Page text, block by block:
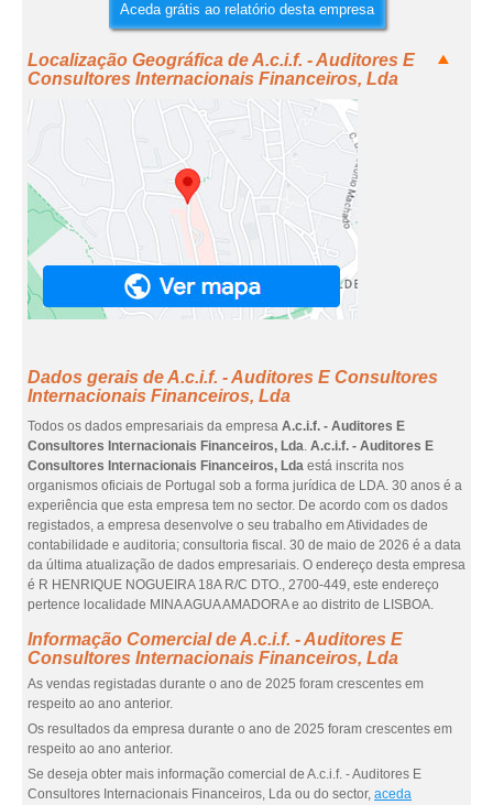
Aceda grátis ao relatório desta empresa
Localização Geográfica de A.c.i.f. - Auditores E
Consultores Internacionais Financeiros, Lda
Dados gerais de A.c.i.f. - Auditores E Consultores
Internacionais Financeiros, Lda
Todos os dados empresariais da empresa A.c.i.f. - Auditores E
Consultores Internacionais Financeiros, Lda. A.c.i.f. - Auditores E
Consultores Internacionais Financeiros, Lda está inscrita nos
organismos oficiais de Portugal sob a forma jurídica de LDA. 30 anos é a
experiência que esta empresa tem no sector. De acordo com os dados
registados, a empresa desenvolve o seu trabalho em Atividades de
contabilidade e auditoria; consultoria fiscal. 30 de maio de 2026 é a data
da última atualização de dados empresariais. O endereço desta empresa
é R HENRIQUE NOGUEIRA 18A R/C DTO., 2700-449, este endereço
pertence localidade MINA AGUA AMADORA e ao distrito de LISBOA.
Informação Comercial de A.c.i.f. - Auditores E
Consultores Internacionais Financeiros, Lda
As vendas registadas durante o ano de 2025 foram crescentes em
respeito ao ano anterior.
Os resultados da empresa durante o ano de 2025 foram crescentes em
respeito ao ano anterior.
Se deseja obter mais informação comercial de A.c.i.f. - Auditores E
Consultores Internacionais Financeiros, Lda ou do sector, aceda